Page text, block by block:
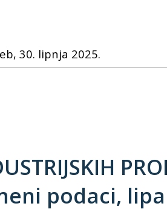
30. lipnja 2025.
podaci,